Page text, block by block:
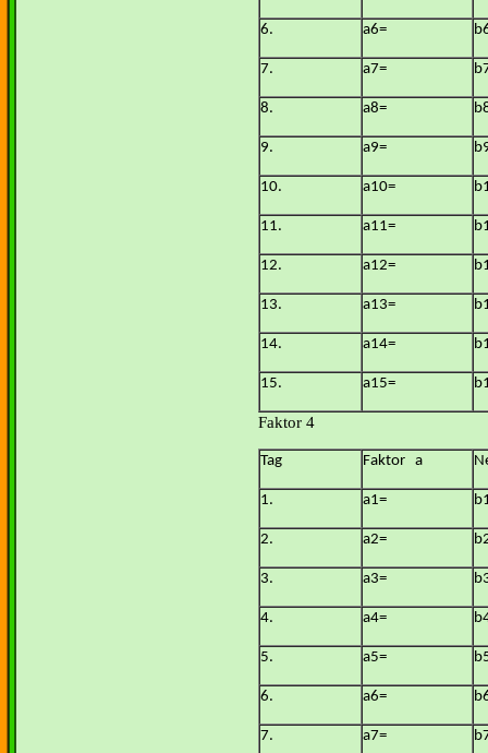
6. a6=
7. a7=
8. a8=
9. a9=
10. a10=
11. a11=
12. a12=
13. a13=
14. a14=
15. a15=
Faktor 4
Tag Faktor a
1. a1=
2. a2=
3. a3=
4. a4=
5. a5=
6. a6=
7. a7=